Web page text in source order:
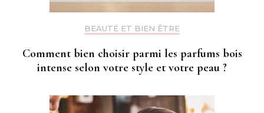
BEAUTÉ ET BIEN ÊTRE
Comment bien choisir parmi les parfums bois
intense selon votre style et votre peau ?